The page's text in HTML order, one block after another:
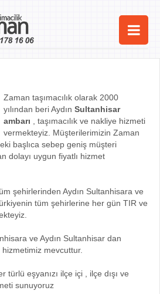
Ana Sayfa
Hizmetlerimiz
Kurumsal
iletişim
Zaman taşımacılık olarak 2000
yılından beri Aydın Sultanhisar
ambarı , taşımacılık ve nakliye hizmeti
vermekteyiz. Müşterilerimizin Zaman
başlıca sebep geniş müşteri
dolayı uygun fiyatlı hizmet
şehirlerinden Aydın Sultanhisara ve
tüm şehirlerine her gün TIR ve
ve Aydın Sultanhisar dan
mevcuttur.
türlü eşyanızı ilçe içi , ilçe dışı ve
sunuyoruz